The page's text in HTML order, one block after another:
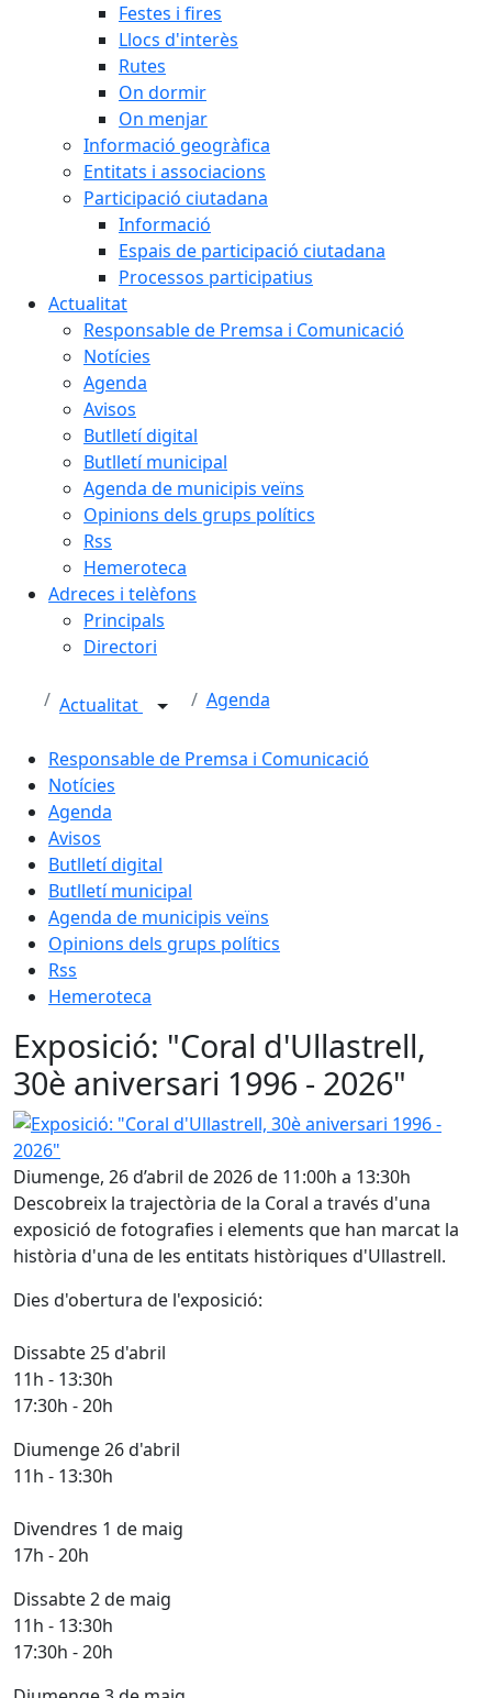
Festes i fires
Llocs d'interès
Rutes
On dormir
On menjar
Informació geogràfica
Entitats i associacions
Participació ciutadana
Informació
Espais de participació ciutadana
Processos participatius
Actualitat
Responsable de Premsa i Comunicació
Notícies
Agenda
Avisos
Butlletí digital
Butlletí municipal
Agenda de municipis veïns
Opinions dels grups polítics
Rss
Hemeroteca
Adreces i telèfons
Principals
Directori
Actualitat Agenda
Responsable de Premsa i Comunicació
Notícies
Agenda
Avisos
Butlletí digital
Butlletí municipal
Agenda de municipis veïns
Opinions dels grups polítics
Rss
Hemeroteca
Exposició: "Coral d'Ullastrell,
30è aniversari 1996 - 2026"
Exposició: "Coral d'Ullastrell, 30è aniversari 1996 - 2026"
Diumenge, 26 d’abril de 2026 de 11:00h a 13:30h
Descobreix la trajectòria de la Coral a través d'una
exposició de fotografies i elements que han marcat la
història d'una de les entitats històriques d'Ullastrell.
Dies d'obertura de l'exposició:
Dissabte 25 d'abril
11h - 13:30h
17:30h - 20h
Diumenge 26 d'abril
11h - 13:30h
Divendres 1 de maig
17h - 20h
Dissabte 2 de maig
11h - 13:30h
17:30h - 20h